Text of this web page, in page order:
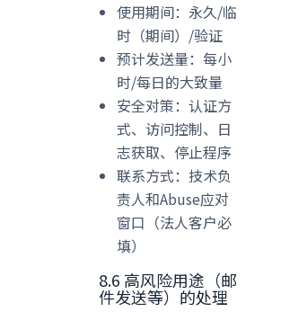
使用期间：永久/临
时（期间）/验证
预计发送量：每小
时/每日的大致量
安全对策：认证方
式、访问控制、日
志获取、停止程序
联系方式：技术负
责人和Abuse应对
窗口（法人客户必
填）
8.6 高风险用途（邮
件发送等）的处理